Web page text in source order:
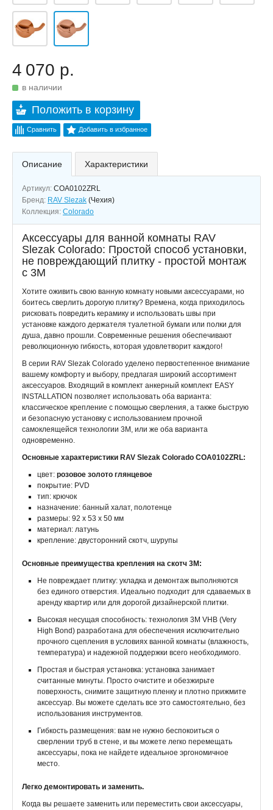
4 070 р.
в наличии
Положить в корзину
Сравнить Добавить в избранное
Описание Характеристики
Артикул: COA0102ZRL
Бренд: RAV Slezak (Чехия)
Коллекция: Colorado
Аксессуары для ванной комнаты RAV
Slezak Colorado: Простой способ установки,
не повреждающий плитку - простой монтаж
с 3M
Хотите оживить свою ванную комнату новыми аксессуарами, но
боитесь сверлить дорогую плитку? Времена, когда приходилось
рисковать повредить керамику и использовать швы при
установке каждого держателя туалетной бумаги или полки для
душа, давно прошли. Современные решения обеспечивают
революционную гибкость, которая удовлетворит каждого!
В серии RAV Slezak Colorado уделено первостепенное внимание
вашему комфорту и выбору, предлагая широкий ассортимент
аксессуаров. Входящий в комплект анкерный комплект EASY
INSTALLATION позволяет использовать оба варианта:
классическое крепление с помощью сверления, а также быструю
и безопасную установку с использованием прочной
самоклеящейся технологии 3M, или же оба варианта
одновременно.
Основные характеристики RAV Slezak Colorado COA0102ZRL:
цвет: розовое золото глянцевое
покрытие: PVD
тип: крючок
назначение: банный халат, полотенце
размеры: 92 х 53 х 50 мм
материал: латунь
крепление: двусторонний скотч, шурупы
Основные преимущества крепления на скотч 3M:
Не повреждает плитку: укладка и демонтаж выполняются
без единого отверстия. Идеально подходит для сдаваемых в
аренду квартир или для дорогой дизайнерской плитки.
Высокая несущая способность: технология 3M VHB (Very
High Bond) разработана для обеспечения исключительно
прочного сцепления в условиях ванной комнаты (влажность,
температура) и надежной поддержки всего необходимого.
Простая и быстрая установка: установка занимает
считанные минуты. Просто очистите и обезжирьте
поверхность, снимите защитную пленку и плотно прижмите
аксессуар. Вы можете сделать все это самостоятельно, без
использования инструментов.
Гибкость размещения: вам не нужно беспокоиться о
сверлении труб в стене, и вы можете легко перемещать
аксессуары, пока не найдете идеальное эргономичное
место.
Легко демонтировать и заменить.
Когда вы решаете заменить или переместить свои аксессуары,